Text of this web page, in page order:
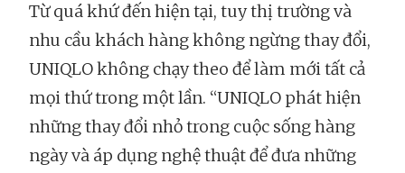
Từ quá khứ đến hiện tại, tuy thị trường và
nhu cầu khách hàng không ngừng thay đổi,
UNIQLO không chạy theo để làm mới tất cả
mọi thứ trong một lần. “UNIQLO phát hiện
những thay đổi nhỏ trong cuộc sống hàng
ngày và áp dụng nghệ thuật để đưa những